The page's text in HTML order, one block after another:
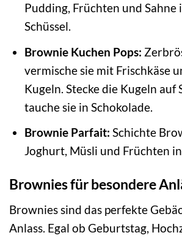
Pudding, Früchten und Sahne
Schüssel.
Brownie Kuchen Pops:
vermische sie mit Frischkäse
Kugeln. Stecke die Kugeln auf
tauche sie in Schokolade.
Brownie Parfait: Schichte
Joghurt, Müsli und Früchten
Brownies für besondere
Brownies sind das perfekte
Anlass. Egal ob Geburtstag,